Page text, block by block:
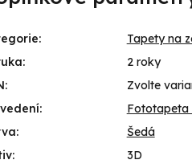
:
Tapety na
:
2 roky
:
Zvolte
:
Fototapeta
:
Šedá
:
3D